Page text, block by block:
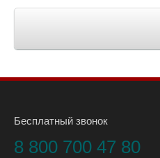
Бесплатный звонок
8 800 700 47 80